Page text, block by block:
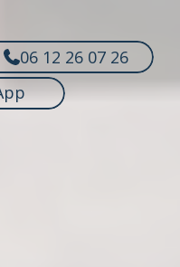
06 12 26 07 26